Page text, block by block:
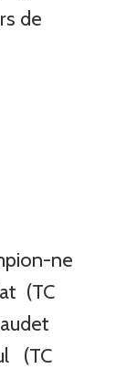
de
ne
(TC
(TC